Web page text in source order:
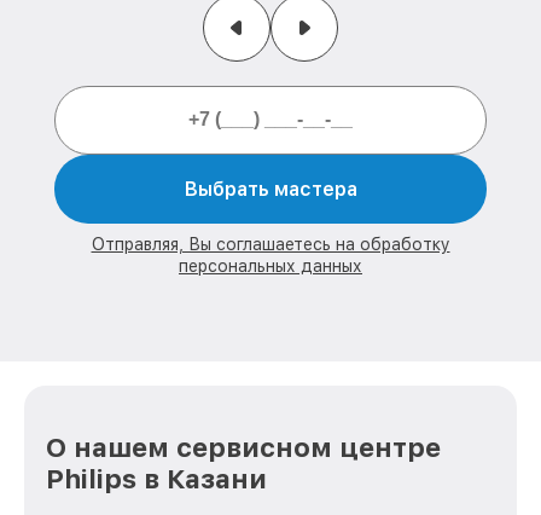
Выбрать мастера
Отправляя, Вы соглашаетесь на обработку
персональных данных
О нашем сервисном центре
Philips в Казани